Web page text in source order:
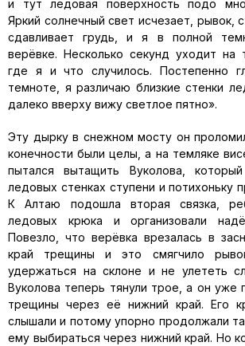
и тут ледовая поверхность подо
Яркий солнечный свет исчезает, рывок,
сдавливает грудь, и я в полной
верёвке. Несколько секунд уходит на
где я и что случилось. Постепенно
темноте, я различаю близкие стенки
далеко вверху вижу светлое пятно».
Эту дырку в снежном мосту он
конечности были целы, а на темляке
пытался вытащить Вуколова,
ледовых стенках ступени и потихоньку
К Алтаю подошла вторая связка,
ледовых крюка и организовали
Повезло, что верёвка врезалась в
край трещины и это смягчило
удержаться на склоне и не улететь
Вуколова теперь тянули трое, а он уже
трещины через её нижний край. Его
слышали и потому упорно продолжали
ему выбираться через нижний край. Но